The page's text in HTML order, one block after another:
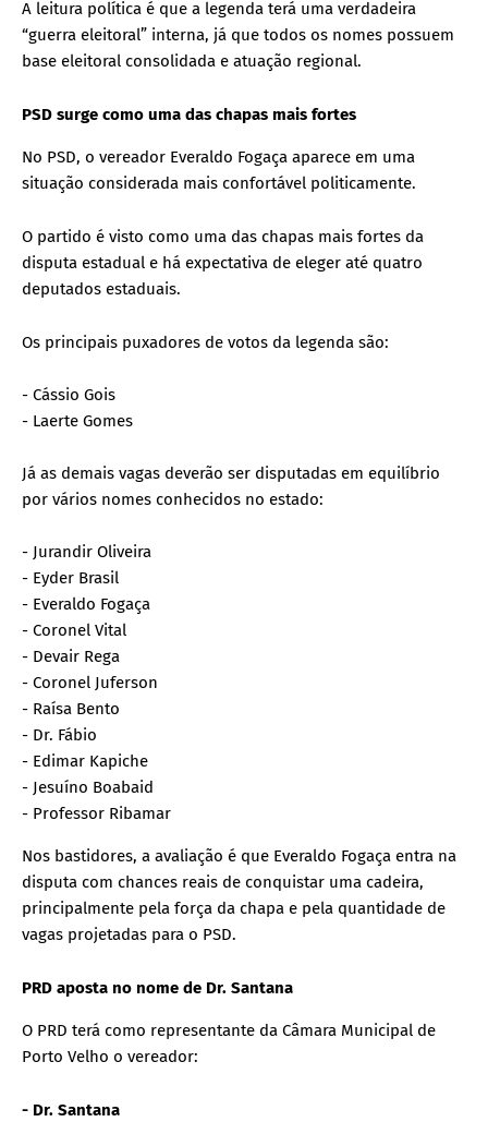
A leitura política é que a legenda terá uma verdadeira
“guerra eleitoral” interna, já que todos os nomes possuem
base eleitoral consolidada e atuação regional.
PSD surge como uma das chapas mais fortes
No PSD, o vereador Everaldo Fogaça aparece em uma
situação considerada mais confortável politicamente.
O partido é visto como uma das chapas mais fortes da
disputa estadual e há expectativa de eleger até quatro
deputados estaduais.
Os principais puxadores de votos da legenda são:
- Cássio Gois
- Laerte Gomes
Já as demais vagas deverão ser disputadas em equilíbrio
por vários nomes conhecidos no estado:
- Jurandir Oliveira
- Eyder Brasil
- Everaldo Fogaça
- Coronel Vital
- Devair Rega
- Coronel Juferson
- Raísa Bento
- Dr. Fábio
- Edimar Kapiche
- Jesuíno Boabaid
- Professor Ribamar
Nos bastidores, a avaliação é que Everaldo Fogaça entra na
disputa com chances reais de conquistar uma cadeira,
principalmente pela força da chapa e pela quantidade de
vagas projetadas para o PSD.
PRD aposta no nome de Dr. Santana
O PRD terá como representante da Câmara Municipal de
Porto Velho o vereador:
- Dr. Santana